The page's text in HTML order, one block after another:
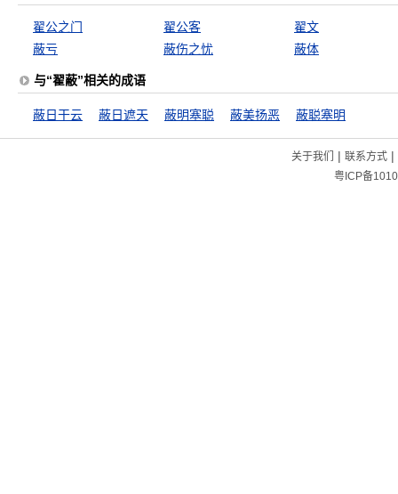
翟公之门 翟公客
翟文
蔽亏
蔽伤之忧 蔽体
与“翟蔽”相关的成语
蔽日干云 蔽日遮天 蔽明塞聪 蔽美扬恶 蔽聪塞明
关于我们 | 联系方式|
粤ICP备